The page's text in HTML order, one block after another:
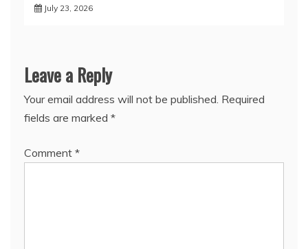
July 23, 2026
Leave a Reply
Your email address will not be published. Required
fields are marked *
Comment *